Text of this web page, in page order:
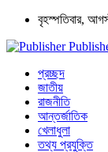
বৃহস্পতিবার,
প্রচ্ছদ
জাতীয়
রাজনীতি
আন্তর্জাতিক
খেলাধুলা
তথ্য প্রযুক্তি